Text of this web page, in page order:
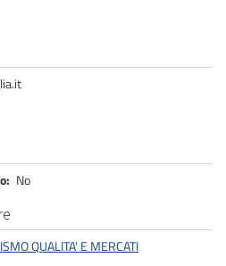
No
QUALITA' E MERCATI